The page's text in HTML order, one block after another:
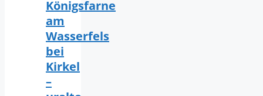
Königsfarne
am
Wasserfels
bei
Kirkel
–